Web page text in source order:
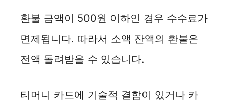
환불 금액이 500원 이하인 경우 수수료가
면제됩니다. 따라서 소액 잔액의 환불은
전액 돌려받을 수 있습니다.
티머니 카드에 기술적 결함이 있거나 카